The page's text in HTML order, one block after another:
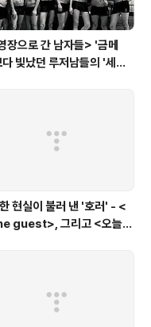
장으로 간 남자들> '금메
빛났던 루저남들의 '세라
현실이 불러 낸 '호러' - <
guest>, 그리고 <오늘의